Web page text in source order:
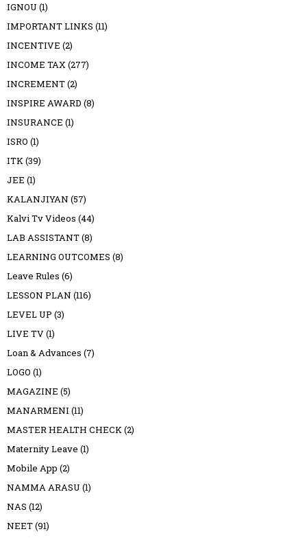
IGNOU (1)
IMPORTANT LINKS (11)
INCENTIVE (2)
INCOME TAX(277)
INCREMENT(2)
INSPIRE AWARD (8)
INSURANCE (1)
ISRO (1)
ITK(39)
JEE (1)
KALANJIYAN (57)
Kalvi Tv Videos (44)
LAB ASSISTANT(8)
LEARNING OUTCOMES (8)
Leave Rules (6)
LESSON PLAN (116)
LEVEL UP (3)
LIVE TV(1)
Loan & Advances (7)
LOGO (1)
MAGAZINE (5)
MANARMENI (11)
MASTER HEALTH CHECK(2)
Maternity Leave (1)
Mobile App (2)
NAMMA ARASU (1)
NAS (12)
NEET(91)